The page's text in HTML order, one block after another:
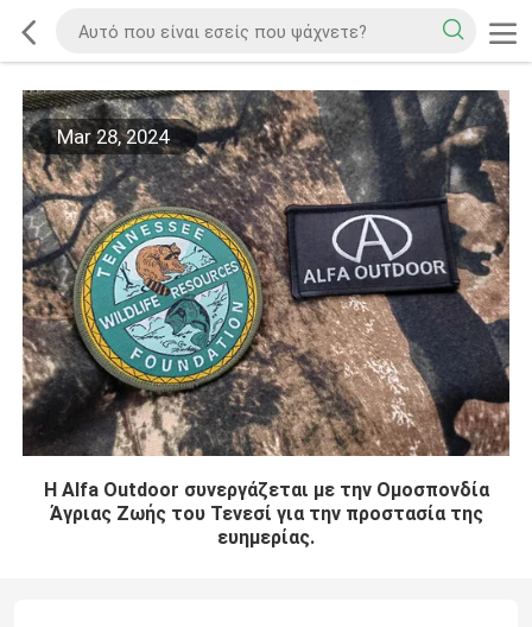
Mar 28, 2024
Η Alfa Outdoor συνεργάζεται με την Ομοσπονδία
Άγριας Ζωής του Τενεσί για την προστασία της
ευημερίας.